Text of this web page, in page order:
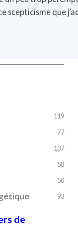
scepticisme que
119
77
137
58
50
93
de